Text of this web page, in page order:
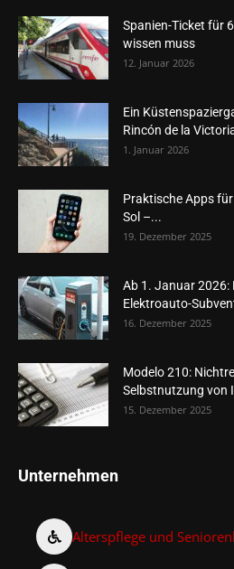
Spanien-Ticket für
wissen muss
12. Januar 2026
Ein
Rincón de la
1. Januar 2026
Praktische Apps
Sol –...
19. Dezember 2025
Ab 1. Januar 2026:
Elektroauto-
16. Dezember 2025
Modelo 210:
Selbstnutzung von
15. Dezember 2025
Unternehmen
Alterspflege und